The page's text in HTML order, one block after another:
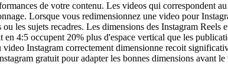
de votre contenu. Les videos qui correspondent
Lorsque vous redimensionnez une video pour
les sujets recadres. Les dimensions des Instagram
4:5 occupent 20% plus d'espace vertical que les
Instagram correctement dimensionne recoit
gratuit pour adapter les bonnes dimensions avant